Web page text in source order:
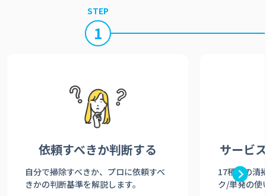
STEP
1
依頼すべきか判断する
自分で掃除すべきか、プロに依頼すべ
きかの判断基準を解説します。
サービ
17種類の清
ク/単発の使